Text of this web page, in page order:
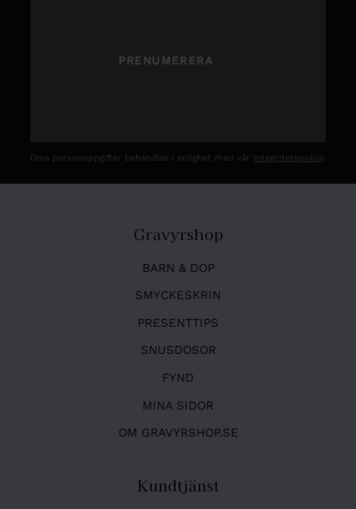
PRENUMERERA
Dina personuppgifter behandlas i enlighet med vår integritetspolicy.
Gravyrshop
BARN & DOP
SMYCKESKRIN
PRESENTTIPS
SNUSDOSOR
FYND
MINA SIDOR
OM GRAVYRSHOP.SE
Kundtjänst